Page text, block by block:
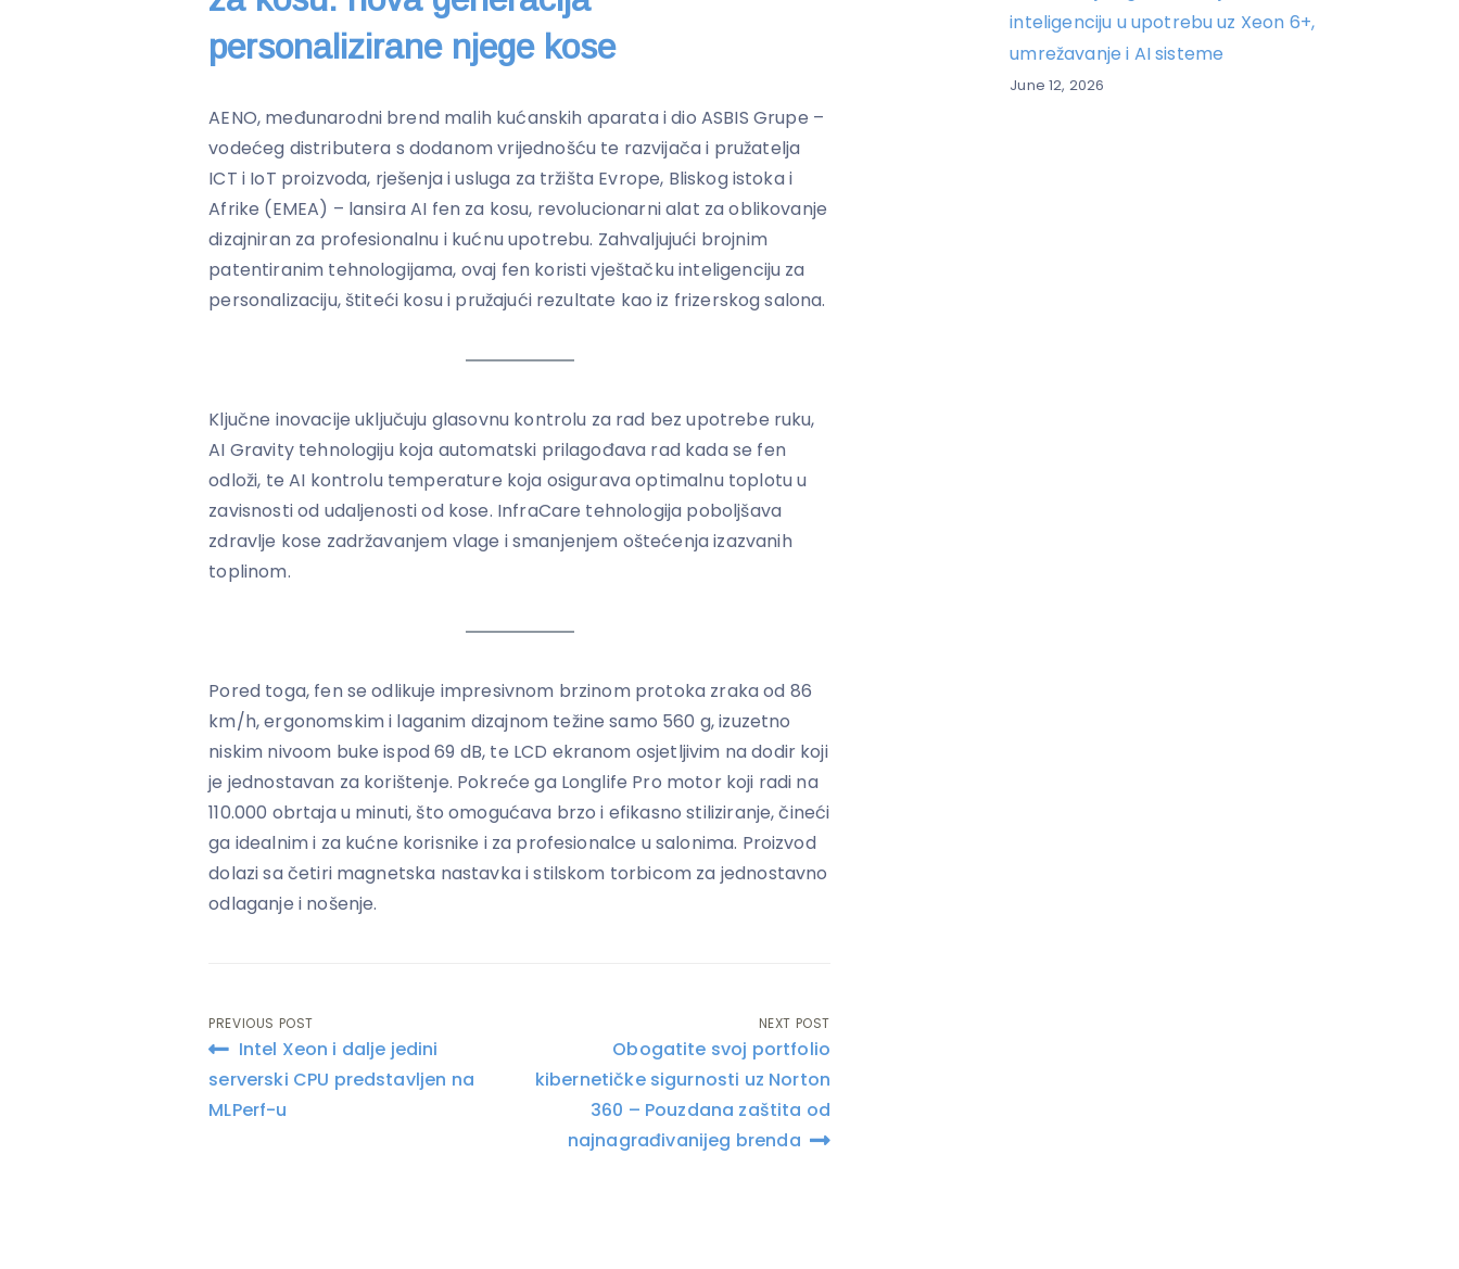
personalizirane njege kose
AENO, međunarodni brend malih kućanskih aparata i dio ASBIS Grupe –
vodećeg distributera s dodanom vrijednošću te razvijača i pružatelja
ICT i IoT proizvoda, rješenja i usluga za tržišta Evrope, Bliskog istoka i
Afrike (EMEA) – lansira AI fen za kosu, revolucionarni alat za oblikovanje
dizajniran za profesionalnu i kućnu upotrebu. Zahvaljujući brojnim
patentiranim tehnologijama, ovaj fen koristi vještačku inteligenciju za
personalizaciju, štiteći kosu i pružajući rezultate kao iz frizerskog salona.
Ključne inovacije uključuju glasovnu kontrolu za rad bez upotrebe ruku,
AI Gravity tehnologiju koja automatski prilagođava rad kada se fen
odloži, te AI kontrolu temperature koja osigurava optimalnu toplotu u
zavisnosti od udaljenosti od kose. InfraCare tehnologija poboljšava
zdravlje kose zadržavanjem vlage i smanjenjem oštećenja izazvanih
toplinom.
Pored toga, fen se odlikuje impresivnom brzinom protoka zraka od 86
km/h, ergonomskim i laganim dizajnom težine samo 560 g, izuzetno
niskim nivoom buke ispod 69 dB, te LCD ekranom osjetljivim na dodir koji
je jednostavan za korištenje. Pokreće ga Longlife Pro motor koji radi na
110.000 obrtaja u minuti, što omogućava brzo i efikasno stiliziranje, čineći
ga idealnim i za kućne korisnike i za profesionalce u salonima. Proizvod
dolazi sa četiri magnetska nastavka i stilskom torbicom za jednostavno
odlaganje i nošenje.
Post
navigation
PREVIOUS POST
Intel Xeon i dalje jedini
serverski CPU predstavljen na
MLPerf-u
NEXT POST
Obogatite svoj portfolio
kibernetičke sigurnosti uz Norton
360 – Pouzdana zaštita od
najnagrađivanijeg brenda
inteligenciju u upotrebu uz Xeon 6+,
umrežavanje i AI sisteme
June 12, 2026